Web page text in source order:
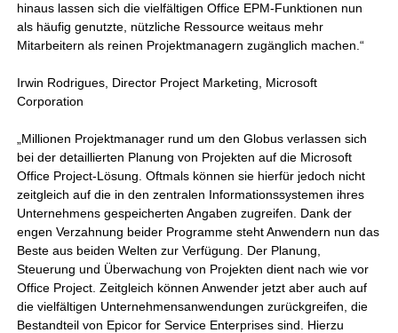
hinaus lassen sich die vielfältigen Office EPM-Funktionen nun
als häufig genutzte, nützliche Ressource weitaus mehr
Mitarbeitern als reinen Projektmanagern zugänglich machen.“
Irwin Rodrigues, Director Project Marketing, Microsoft
Corporation
„Millionen Projektmanager rund um den Globus verlassen sich
bei der detaillierten Planung von Projekten auf die Microsoft
Office Project-Lösung. Oftmals können sie hierfür jedoch nicht
zeitgleich auf die in den zentralen Informationssystemen ihres
Unternehmens gespeicherten Angaben zugreifen. Dank der
engen Verzahnung beider Programme steht Anwendern nun das
Beste aus beiden Welten zur Verfügung. Der Planung,
Steuerung und Überwachung von Projekten dient nach wie vor
Office Project. Zeitgleich können Anwender jetzt aber auch auf
die vielfältigen Unternehmensanwendungen zurückgreifen, die
Bestandteil von Epicor for Service Enterprises sind. Hierzu